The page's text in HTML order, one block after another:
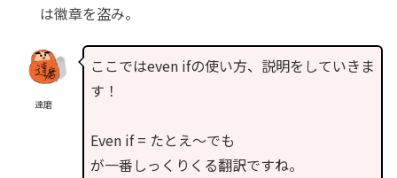
は徽章を盗み。
達磨
ここではeven ifの使い方、説明をしていきま
す！
Even if = たとえ〜でも
が一番しっくりくる翻訳ですね。